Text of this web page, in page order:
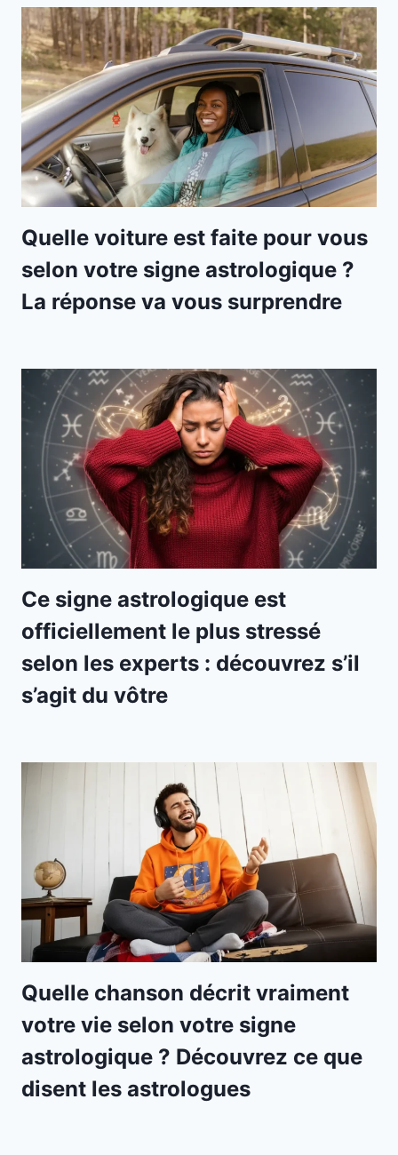
Quelle voiture est faite pour vous
selon votre signe astrologique ?
La réponse va vous surprendre
Ce signe astrologique est
officiellement le plus stressé
selon les experts : découvrez s’il
s’agit du vôtre
Quelle chanson décrit vraiment
votre vie selon votre signe
astrologique ? Découvrez ce que
disent les astrologues